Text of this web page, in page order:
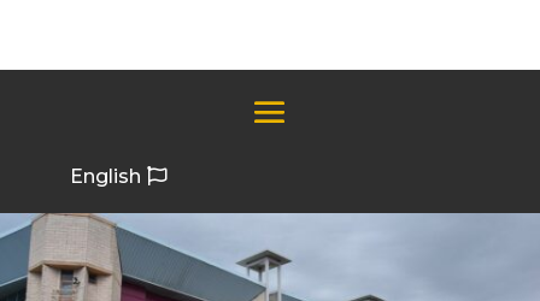
English